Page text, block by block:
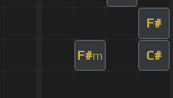
F#
F#m C#